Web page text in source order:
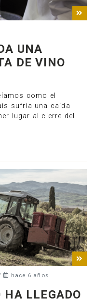
UNA
DE VINO
como el
sufría una caída
lugar al cierre del
hace 6 años
LLEGADO